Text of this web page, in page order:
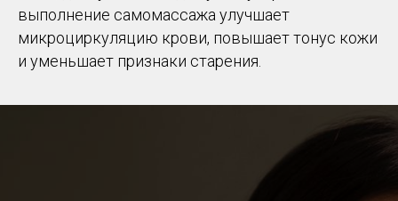
выполнение самомассажа улучшает
микроциркуляцию крови, повышает тонус кожи
и уменьшает признаки старения.